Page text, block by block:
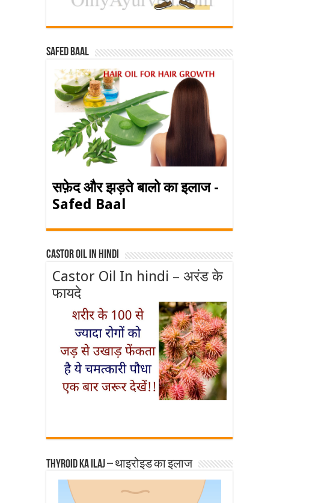
Safed baal
सफ़ेद और झड़ते बालो का इलाज -
Safed Baal
Castor Oil In Hindi
Castor Oil In hindi – अरंड के
फायदे
Thyroid ka ilaj – थाइरोइड का इलाज